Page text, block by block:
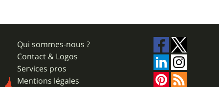
Qui sommes-nous ?
Contact & Logos
Services pros
Mentions légales